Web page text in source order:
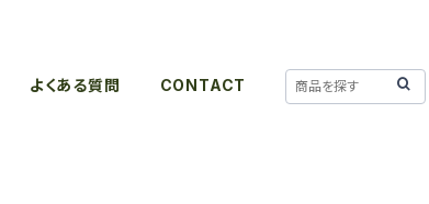
よくある質問 CONTACT